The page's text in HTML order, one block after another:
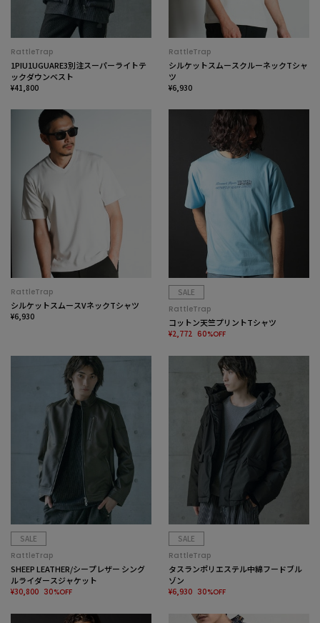
RattleTrap
1PIU1UGUARE3別注スーパーライトテ
ックダウンベスト
¥41,800
RattleTrap
シルケットスムースクルーネックTシャ
ツ
¥6,930
RattleTrap
シルケットスムースVネックTシャツ
¥6,930
SALE
RattleTrap
コットン天竺プリントTシャツ
¥2,772 60%OFF
SALE
RattleTrap
SHEEP LEATHER/シープレザー シング
ルライダースジャケット
¥30,800 30%OFF
SALE
RattleTrap
タスランポリエステル中綿フードブル
ゾン
¥6,930 30%OFF